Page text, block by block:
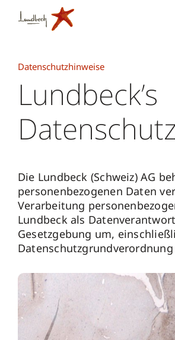
Datenschutzhinweise
Lundbeck’s
Die Lundbeck (Schweiz) AG
personenbezogenen Daten
Verarbeitung
Lundbeck als
Gesetzgebung um,
Datenschutzgrundverordnung